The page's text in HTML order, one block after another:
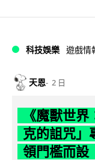
科技娛樂 遊戲情
天恩 2 日
《魔獸世
克的詛咒」
領門檻而設